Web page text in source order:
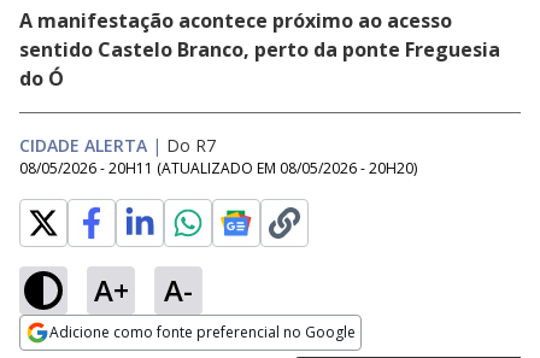
A manifestação acontece próximo ao acesso
sentido Castelo Branco, perto da ponte Freguesia
do Ó
CIDADE ALERTA | Do R7
08/05/2026 - 20H11 (ATUALIZADO EM 08/05/2026 - 20H20)
A+ A-
Adicione como fonte preferencial no Google
Ativar
Loaded:
52.58%